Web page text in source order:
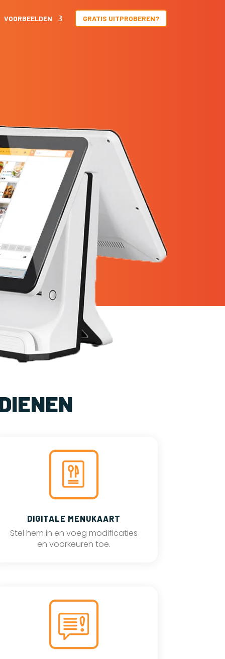
VOORBEELDEN GRATIS UITPROBEREN?
DIGITALE MENUKAART
Stel hem in en voeg modificaties
en voorkeuren toe.